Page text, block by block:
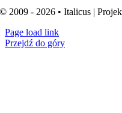
© 2009 - 2026 • Italicus |
Page load link
Przejdź do góry